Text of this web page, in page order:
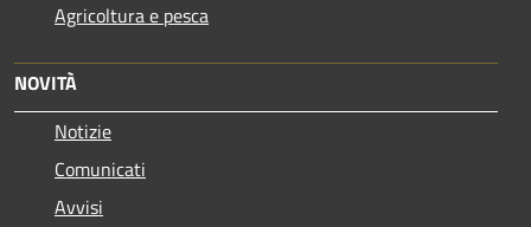
Agricoltura e pesca
NOVITÀ
Notizie
Comunicati
Avvisi